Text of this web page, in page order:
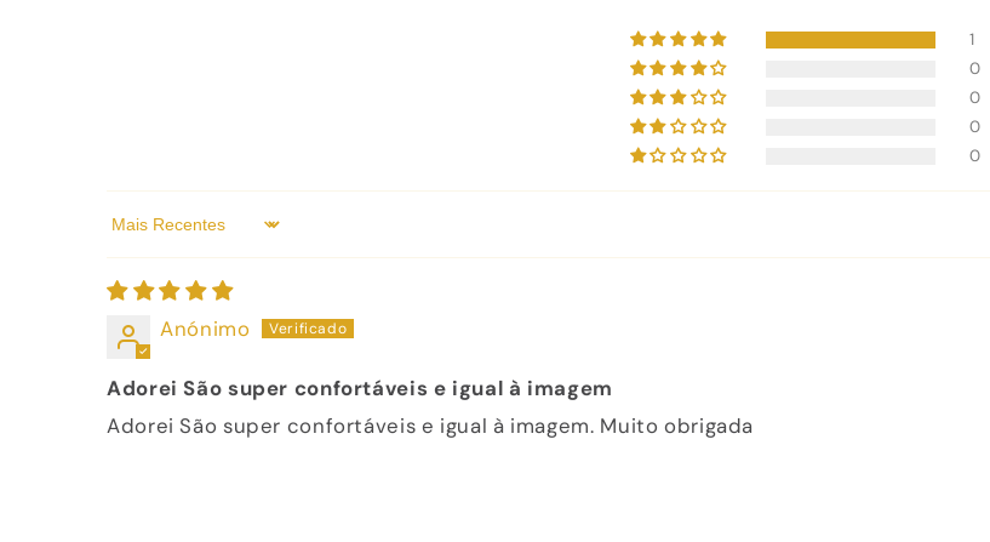
1
0
0
0
0
Sort by
Anónimo
Adorei São super confortáveis e igual à imagem
Adorei São super confortáveis e igual à imagem. Muito obrigada